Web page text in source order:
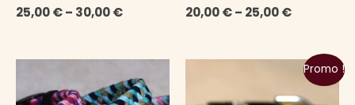
25,00€– 30,00€ 20,00€– 25,00€
Promo !